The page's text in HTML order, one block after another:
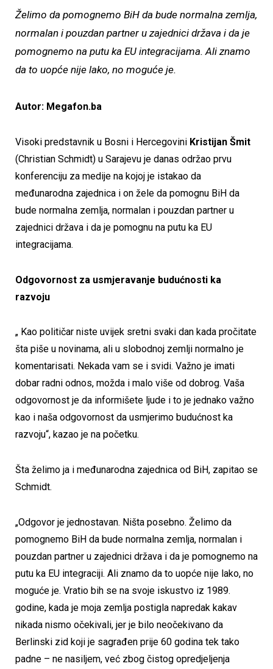
Želimo da pomognemo BiH da bude normalna zemlja,
normalan i pouzdan partner u zajednici država i da je
pomognemo na putu ka EU integracijama. Ali znamo
da to uopće nije lako, no moguće je.
Autor: Megafon.ba
Visoki predstavnik u Bosni i Hercegovini Kristijan Šmit
(Christian Schmidt) u Sarajevu je danas održao prvu
konferenciju za medije na kojoj je istakao da
međunarodna zajednica i on žele da pomognu BiH da
bude normalna zemlja, normalan i pouzdan partner u
zajednici država i da je pomognu na putu ka EU
integracijama.
Odgovornost za usmjeravanje budućnosti ka
razvoju
„ Kao političar niste uvijek sretni svaki dan kada pročitate
šta piše u novinama, ali u slobodnoj zemlji normalno je
komentarisati. Nekada vam se i svidi. Važno je imati
dobar radni odnos, možda i malo više od dobrog. Vaša
odgovornost je da informišete ljude i to je jednako važno
kao i naša odgovornost da usmjerimo budućnost ka
razvoju“, kazao je na početku.
Šta želimo ja i međunarodna zajednica od BiH, zapitao se
Schmidt.
„Odgovor je jednostavan. Ništa posebno. Želimo da
pomognemo BiH da bude normalna zemlja, normalan i
pouzdan partner u zajednici država i da je pomognemo na
putu ka EU integraciji. Ali znamo da to uopće nije lako, no
moguće je. Vratio bih se na svoje iskustvo iz 1989.
godine, kada je moja zemlja postigla napredak kakav
nikada nismo očekivali, jer je bilo neočekivano da
Berlinski zid koji je sagrađen prije 60 godina tek tako
padne – ne nasiljem, već zbog čistog opredjeljenja